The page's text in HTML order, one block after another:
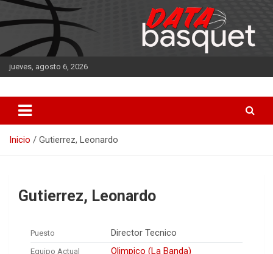
Saltar
al
contenido
jueves, agosto 6, 2026
DATA Basquet
Inicio Gutierrez, Leonardo
Gutierrez, Leonardo
Puesto Director Tecnico
Equipo Actual Olimpico (La Banda)